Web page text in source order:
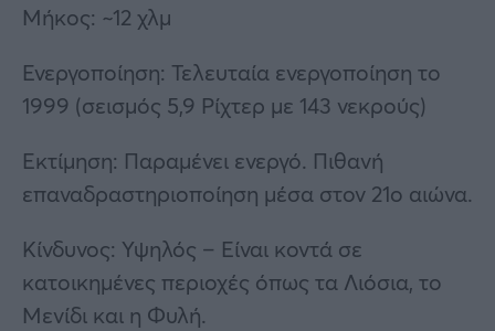
Μήκος: ~12 χλμ
Ενεργοποίηση: Τελευταία ενεργοποίηση το
1999 (σεισμός 5,9 Ρίχτερ με 143 νεκρούς)
Εκτίμηση: Παραμένει ενεργό. Πιθανή
επαναδραστηριοποίηση μέσα στον 21ο αιώνα.
Κίνδυνος: Υψηλός – Είναι κοντά σε
κατοικημένες περιοχές όπως τα Λιόσια, το
Μενίδι και η Φυλή.